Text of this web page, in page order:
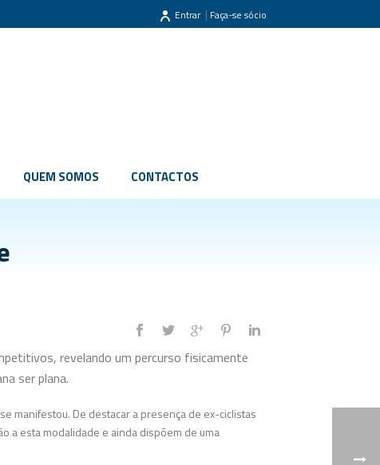
Entrar | Faça-se sócio
QUEM SOMOS CONTACTOS
revelando um percurso fisicamente
ser plana.
manifestou. De destacar a presença de ex-ciclistas
a esta modalidade e ainda dispõem de uma